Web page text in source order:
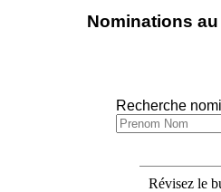
Nominations
Recherche
Révisez le